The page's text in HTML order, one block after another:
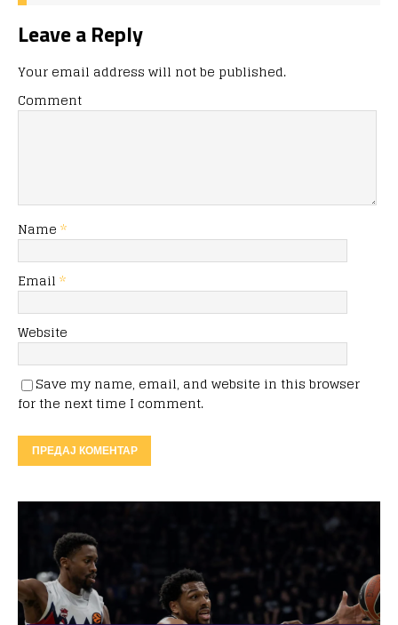
Leave a Reply
Your email address will not be published.
Comment
Name *
Email *
Website
Save my name, email, and website in this browser
for the next time I comment.